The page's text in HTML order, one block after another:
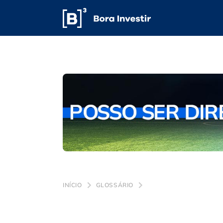
INÍCIO GLOSSÁRIO